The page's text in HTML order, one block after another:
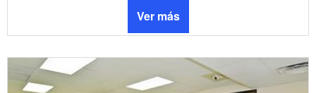
Ver más